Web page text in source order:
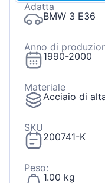
Adatta
BMW 3 E36
Anno di
1990-2000
Materiale
Acciaio di
SKU
200741-K
Peso:
1.00 kg